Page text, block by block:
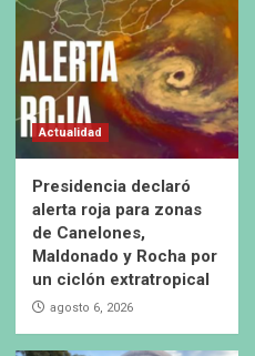
Actualidad
Presidencia declaró
alerta roja para zonas
de Canelones,
Maldonado y Rocha por
un ciclón extratropical
agosto 6, 2026